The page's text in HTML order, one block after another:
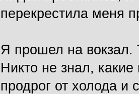
перекрестила меня
Я прошел на вокзал.
Никто не знал,
продрог от холода и